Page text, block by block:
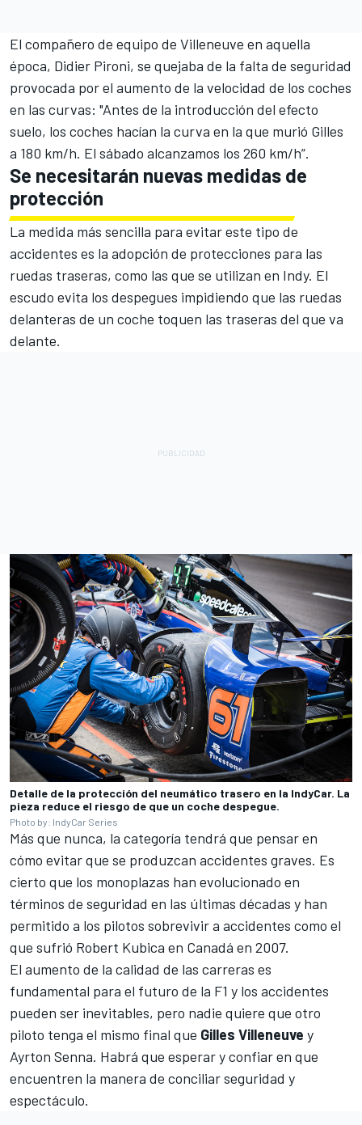
El compañero de equipo de Villeneuve en aquella
época, Didier Pironi, se quejaba de la falta de seguridad
provocada por el aumento de la velocidad de los coches
en las curvas: "Antes de la introducción del efecto
suelo, los coches hacían la curva en la que murió Gilles
a 180 km/h. El sábado alcanzamos los 260 km/h”.
Se necesitarán nuevas medidas de
protección
La medida más sencilla para evitar este tipo de
accidentes es la adopción de protecciones para las
ruedas traseras, como las que se utilizan en Indy. El
escudo evita los despegues impidiendo que las ruedas
delanteras de un coche toquen las traseras del que va
delante.
Detalle de la protección del neumático trasero en la IndyCar. La
pieza reduce el riesgo de que un coche despegue.
Photo by: IndyCar Series
Más que nunca, la categoría tendrá que pensar en
cómo evitar que se produzcan accidentes graves. Es
cierto que los monoplazas han evolucionado en
términos de seguridad en las últimas décadas y han
permitido a los pilotos sobrevivir a accidentes como el
que sufrió Robert Kubica en Canadá en 2007.
El aumento de la calidad de las carreras es
fundamental para el futuro de la F1 y los accidentes
pueden ser inevitables, pero nadie quiere que otro
piloto tenga el mismo final que Gilles Villeneuve y
Ayrton Senna. Habrá que esperar y confiar en que
encuentren la manera de conciliar seguridad y
espectáculo.